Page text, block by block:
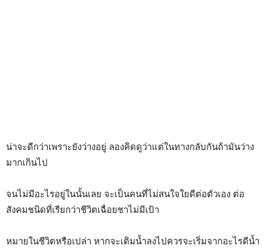
น่าจะดีกว่าเพราะยังว่างอยู่ ลองคิดดูว่าแต่ในทางกลับกันถ้ามันว่าง
มากเกินไป
จนไม่มีอะไรอยู่ในนั้นเลย จะเป็นคนที่ไม่สนใจใยดีต่อตัวเอง ต่อ
สังคมชนิดที่เรียกว่าชีวิตเฉื่อยชาไม่มีเป้า
หมายในชีวิตหรือเปล่า หากจะเติมน้ำลงไปควรจะเริ่มจากอะไรดีน้ำ